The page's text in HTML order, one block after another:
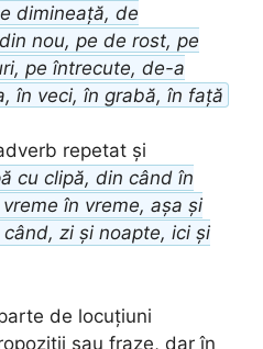
dimineață, de
nou, pe de rost, pe
pe întrecute, de-a
în veci, în grabă, în față
repetat și
cu clipă, din când în
în vreme, așa și
zi și noapte, ici și
de locuțiuni
sau fraze, dar în